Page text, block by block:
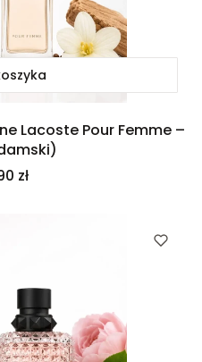
Lacoste Pour Femme –
zł